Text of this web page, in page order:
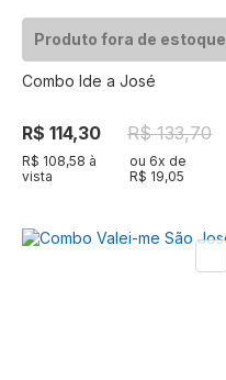
Produto fora de estoque
Combo Ide a José
R$ 114,30 R$ 133,70
R$ 108,58 à
vista
ou 6x de
R$ 19,05